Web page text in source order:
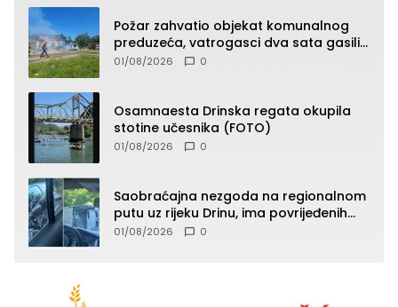
Požar zahvatio objekat komunalnog
preduzeća, vatrogasci dva sata gasili
vatru (FOTO)
01/08/2026 0
Osamnaesta Drinska regata okupila
stotine učesnika (FOTO)
01/08/2026 0
Saobraćajna nezgoda na regionalnom
putu uz rijeku Drinu, ima povrijeđenih
lica (FOTO)
01/08/2026 0